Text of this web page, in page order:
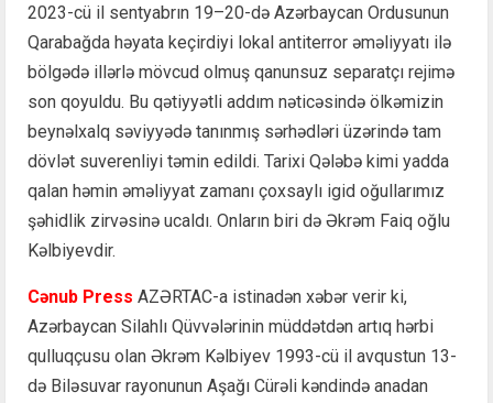
2023-cü il sentyabrın 19–20-də Azərbaycan Ordusunun
Qarabağda həyata keçirdiyi lokal antiterror əməliyyatı ilə
bölgədə illərlə mövcud olmuş qanunsuz separatçı rejimə
son qoyuldu. Bu qətiyyətli addım nəticəsində ölkəmizin
beynəlxalq səviyyədə tanınmış sərhədləri üzərində tam
dövlət suverenliyi təmin edildi. Tarixi Qələbə kimi yadda
qalan həmin əməliyyat zamanı çoxsaylı igid oğullarımız
şəhidlik zirvəsinə ucaldı. Onların biri də Əkrəm Faiq oğlu
Kəlbiyevdir.
Cənub Press AZƏRTAC-a istinadən xəbər verir ki,
Azərbaycan Silahlı Qüvvələrinin müddətdən artıq hərbi
qulluqçusu olan Əkrəm Kəlbiyev 1993-cü il avqustun 13-
də Biləsuvar rayonunun Aşağı Cürəli kəndində anadan